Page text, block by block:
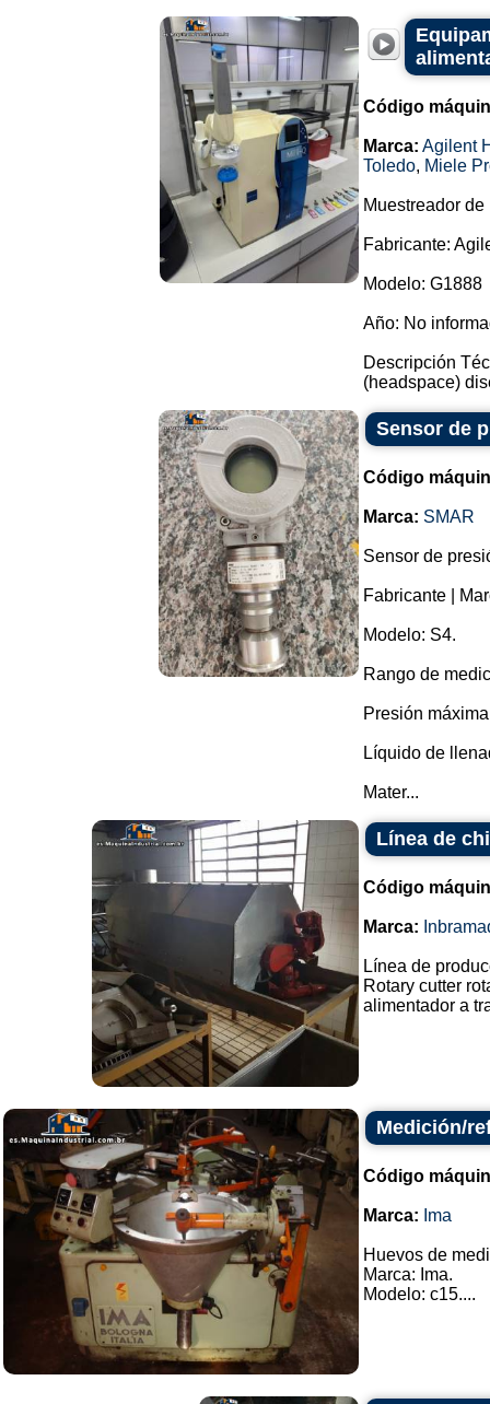
Código
Marca: Agilent
Toledo, Miele
Muestreador
Fabricante:
Modelo: G1888
Año: No
Descripción
(headspace)
Sensor de
Código
Marca: SMAR
Sensor de
Fabricante |
Modelo: S4.
Rango de
Presión
Líquido de
Mater...
Línea de
Código
Marca:
Línea de
Rotary cutter
alimentador a
Medición/
Código
Marca: Ima
Huevos de
Marca: Ima.
Modelo: c15....